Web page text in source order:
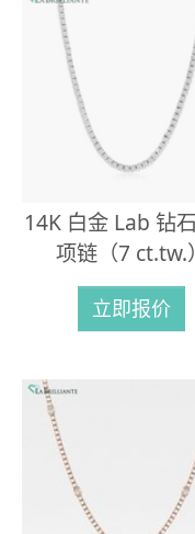
14K 白金 Lab 钻
项链（7 ct.tw.）
立即报价